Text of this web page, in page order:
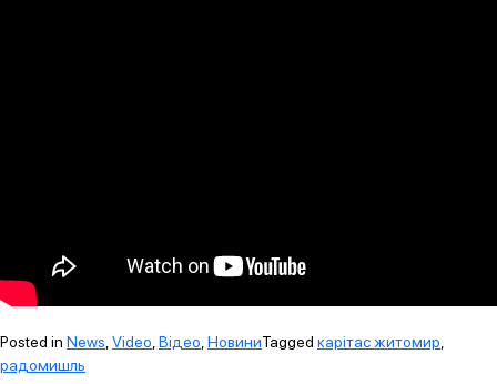
Posted in News Video Відео НовиниTagged карітас житомир
радомишль